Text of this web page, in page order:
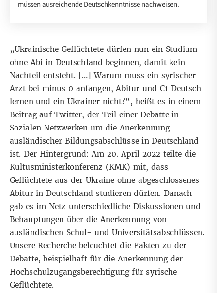
müssen ausreichende Deutschkenntnisse nachweisen.
„Ukrainische Geflüchtete dürfen nun ein Studium
ohne Abi in Deutschland beginnen, damit kein
Nachteil entsteht. […] Warum muss ein syrischer
Arzt bei minus 0 anfangen, Abitur und C1 Deutsch
lernen und ein Ukrainer nicht?“, heißt es in einem
Beitragauf Twitter, der Teil einer Debatte in
Sozialen Netzwerken um die Anerkennung
ausländischer Bildungsabschlüsse in Deutschland
ist. Der Hintergrund:Am 20. April 2022 teilte die
Kultusministerkonferenz (KMK) mit, dass
Geflüchtete aus der Ukraine ohne abgeschlossenes
Abitur in Deutschland studieren dürfen. Danach
gab es im Netz unterschiedliche Diskussionen und
Behauptungen über die Anerkennung von
ausländischen Schul- und Universitätsabschlüssen.
Unsere Recherche beleuchtet die Fakten zu der
Debatte, beispielhaft für die Anerkennung der
Hochschulzugangsberechtigung für syrische
Geflüchtete.